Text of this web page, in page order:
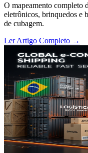
O mapeamento completo
eletrônicos, brinquedos e
de cubagem.
Ler Artigo Completo →